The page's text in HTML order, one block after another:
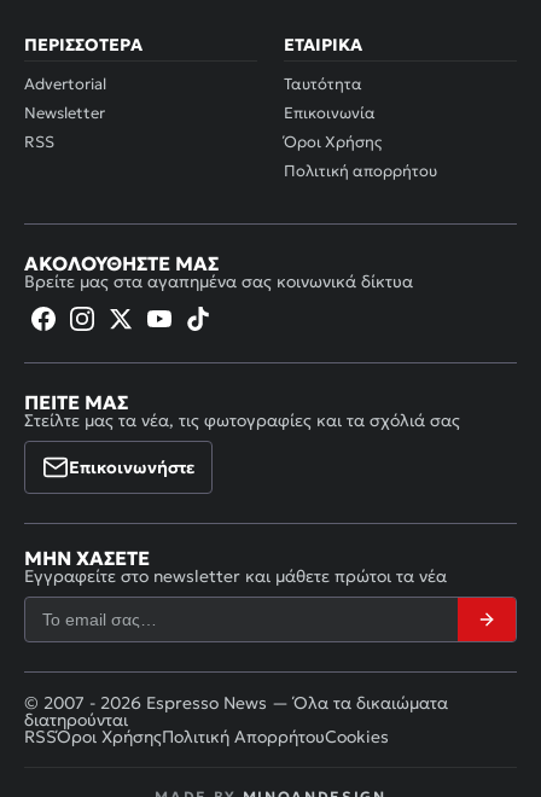
ΠΕΡΙΣΣΌΤΕΡΑ
Advertorial
Newsletter
RSS
ΕΤΑΙΡΙΚΆ
Ταυτότητα
Επικοινωνία
Όροι Χρήσης
Πολιτική απορρήτου
ΑΚΟΛΟΥΘΉΣΤΕ ΜΑΣ
Βρείτε μας στα αγαπημένα σας κοινωνικά δίκτυα
ΠΕΊΤΕ ΜΑΣ
Στείλτε μας τα νέα, τις φωτογραφίες και τα σχόλιά σας
Επικοινωνήστε
ΜΗΝ ΧΆΣΕΤΕ
Εγγραφείτε στο newsletter και μάθετε πρώτοι τα νέα
© 2007 - 2026 Espresso News — Όλα τα δικαιώματα
διατηρούνται
RSSΌροι ΧρήσηςΠολιτική ΑπορρήτουCookies